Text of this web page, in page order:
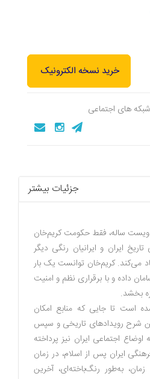
خرید نسخه الکترونیک
شبکه های اجتماعی
جزئیات بیشتر
ساله، فقط حکومت کریم‌خان
ایران و ایرانیان رنگى دیگر
مى‌کند. کریم‌خان توانست یک بار
داده و با برقرارى نظم و امنیت
بخشد.
است تا جایى که منابع امکان
شرح رویدادهاى تاریخى و سپس
اجتماعى ایران نیز پرداخته
ایران پس از اسلام، در زمان
به‌طور رنگ‌باخته‌اى، آخرین